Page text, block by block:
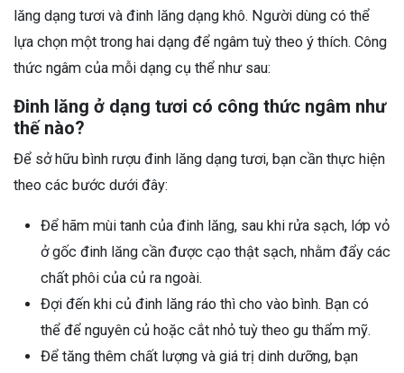
lăng dạng tươi và đinh lăng dạng khô. Người dùng có thể
lựa chọn một trong hai dạng để ngâm tuỳ theo ý thích. Công
thức ngâm của mỗi dạng cụ thể như sau:
Đinh lăng ở dạng tươi có công thức ngâm như
thế nào?
Để sở hữu bình rượu đinh lăng dạng tươi, bạn cần thực hiện
theo các bước dưới đây:
Để hãm mùi tanh của đinh lăng, sau khi rửa sạch, lớp vỏ
ở gốc đinh lăng cần được cạo thật sạch, nhằm đẩy các
chất phôi của củ ra ngoài.
Đợi đến khi củ đinh lăng ráo thì cho vào bình. Bạn có
thể để nguyên củ hoặc cắt nhỏ tuỳ theo gu thẩm mỹ.
Để tăng thêm chất lượng và giá trị dinh dưỡng, bạn